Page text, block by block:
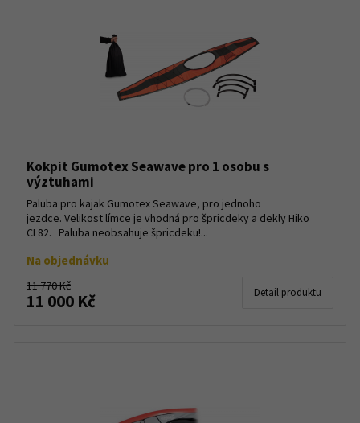
Kokpit Gumotex Seawave pro 1 osobu s
výztuhami
Paluba pro kajak Gumotex Seawave, pro jednoho
jezdce. Velikost límce je vhodná pro špricdeky a dekly Hiko
CL82. Paluba neobsahuje špricdeku!...
Na objednávku
11 770 Kč
11 000 Kč Detail produktu